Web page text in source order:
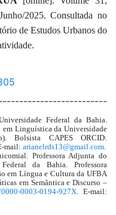
2025. Consultada no
de Estudos Urbanos do
Federal da Bahia.
em Linguística da Universidade
Bolsista CAPES ORCID:
mail: arianelrds13@gmail.com.
Professora Adjunta do
da Bahia. Professora
em Língua e Cultura da UFBA
em Semântica e Discurso –
0003-0194-927X. E-mail: